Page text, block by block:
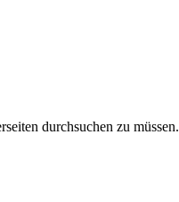
durchsuchen zu müssen.